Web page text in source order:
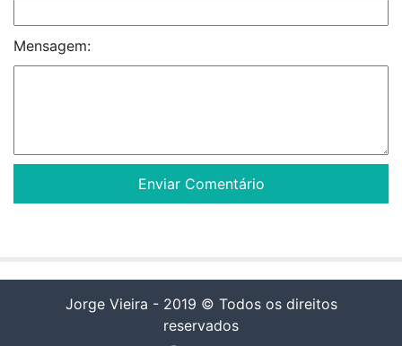
Mensagem:
Jorge Vieira - 2019 © Todos os direitos
reservados